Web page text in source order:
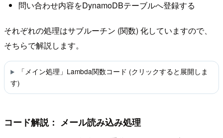
問い合わせ内容をDynamoDBテーブルへ登録する
それぞれの処理はサブルーチン (関数) 化していますので、
そちらで解説します。
「メイン処理」Lambda関数コード (クリックすると展開しま
す)
コード解説： メール読み込み処理